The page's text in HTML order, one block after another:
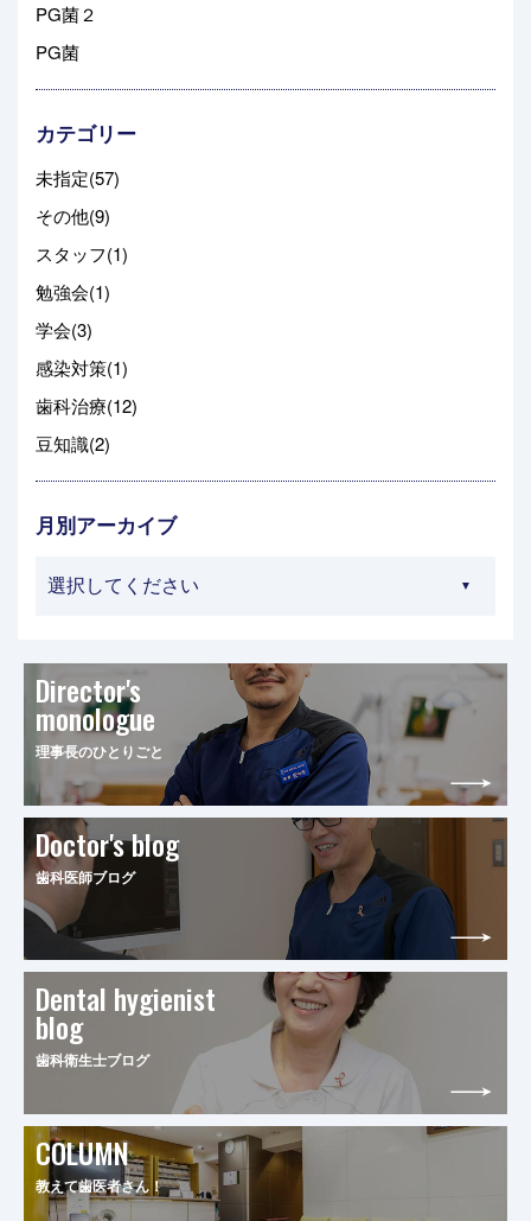
PG菌２
PG菌
カテゴリー
未指定(57)
その他(9)
スタッフ(1)
勉強会(1)
学会(3)
感染対策(1)
歯科治療(12)
豆知識(2)
月別アーカイブ
Director's
monologue
理事長のひとりごと
Doctor's blog
歯科医師ブログ
Dental hygienist
blog
歯科衛生士ブログ
COLUMN
教えて歯医者さん！